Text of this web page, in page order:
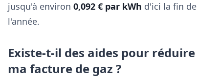
jusqu'à environ 0,092 € par kWh d'ici la fin de
l'année.
Existe-t-il des aides pour réduire
ma facture de gaz ?